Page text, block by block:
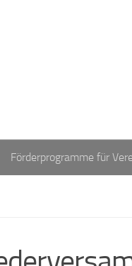
Förderprogramme für